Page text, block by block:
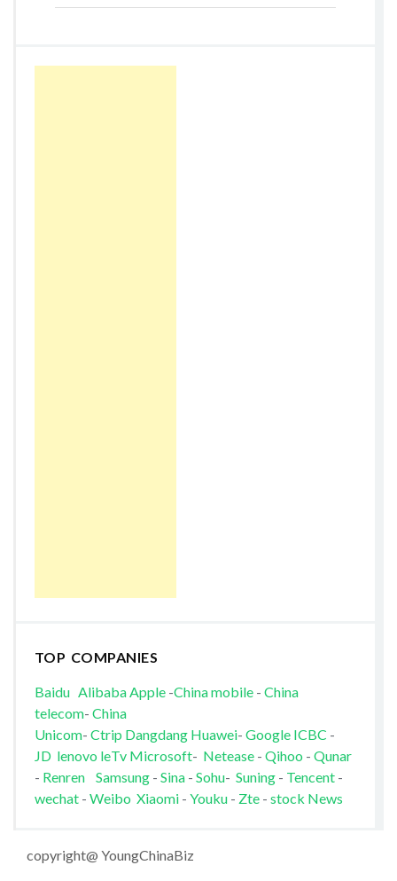
TOP COMPANIES
Baidu AlibabaApple-China mobile- China
telecom- China
Unicom- Ctrip Dangdang Huawei- Google ICBC -
JD lenovo leTv Microsoft- Netease- Qihoo - Qunar
- Renren Samsung- Sina- Sohu- Suning- Tencent-
wechat - Weibo Xiaomi- Youku - Zte- stock News
copyright@ YoungChinaBiz